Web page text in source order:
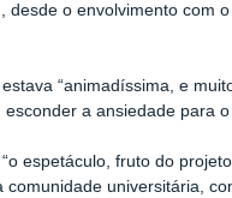
desde o envolvimento com
“animadíssima, e
esconder a ansiedade para
espetáculo, fruto do
universitária,